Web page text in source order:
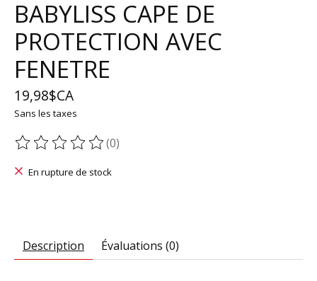
BABYLISS CAPE DE
PROTECTION AVEC
FENETRE
19,98$CA
Sans les taxes
Ce produit est évalué à
(0)
En rupture de stock
Description Évaluations (0)